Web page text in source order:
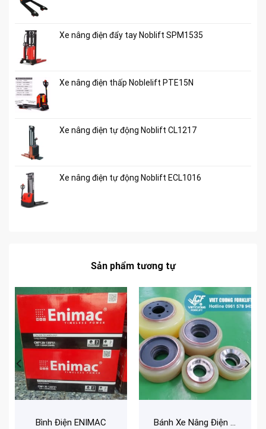
Xe nâng điện đẩy tay Noblift SPM1535
Xe nâng điện thấp Noblelift PTE15N
Xe nâng điện tự động Noblift CL1217
Xe nâng điện tự động Noblift ECL1016
Sản phẩm tương tự
Bình Điện ENIMAC Bánh Xe Nâng Điện PU KQS